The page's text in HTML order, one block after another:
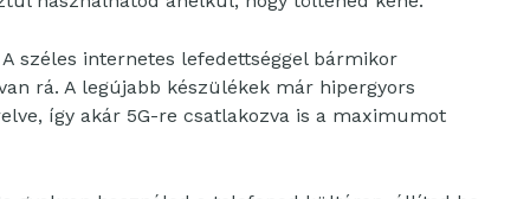
széles internetes lefedettséggel bármikor
rá. A legújabb készülékek már hipergyors
így akár 5G-re csatlakozva is a maximumot